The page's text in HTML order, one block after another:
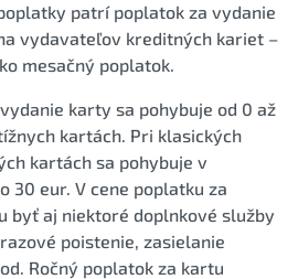
patrí poplatok za vydanie
vydavateľov kreditných kariet –
mesačný poplatok.
karty sa pohybuje od 0 až
kartách. Pri klasických
kartách sa pohybuje v
30 eur. V cene poplatku za
byť aj niektoré doplnkové služby
poistenie, zasielanie
Ročný poplatok za kartu